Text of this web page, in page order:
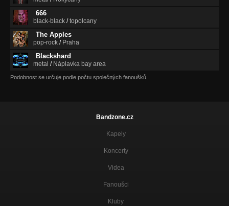
666
black-black /topolcany
The Apples
pop-rock / Praha
Blackshard
metal / Náplavka bay area
Podobnost se určuje podle počtu společných fanoušků.
Bandzone.cz
Kapely
Koncerty
Videa
Fanoušci
Kluby